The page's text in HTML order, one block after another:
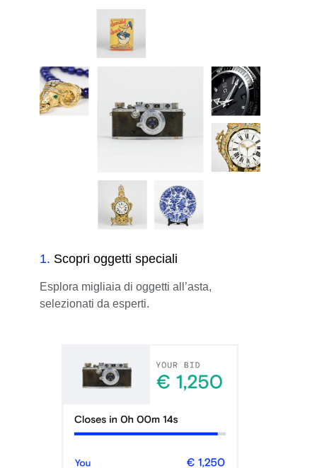
1. Scopri oggetti speciali
Esplora migliaia di oggetti all’asta,
selezionati da esperti.